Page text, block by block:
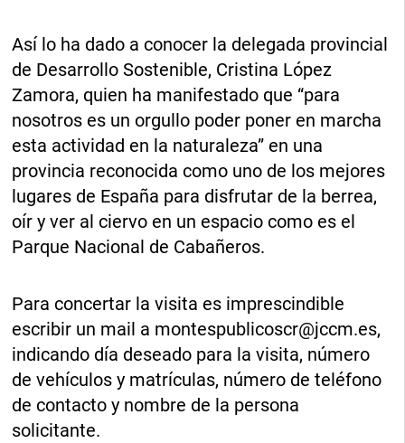
Así lo ha dado a conocer la delegada provincial
de Desarrollo Sostenible, Cristina López
Zamora, quien ha manifestado que “para
nosotros es un orgullo poder poner en marcha
esta actividad en la naturaleza” en una
provincia reconocida como uno de los mejores
lugares de España para disfrutar de la berrea,
oír y ver al ciervo en un espacio como es el
Parque Nacional de Cabañeros.
Para concertar la visita es imprescindible
escribir un mail a montespublicoscr@jccm.es,
indicando día deseado para la visita, número
de vehículos y matrículas, número de teléfono
de contacto y nombre de la persona
solicitante.